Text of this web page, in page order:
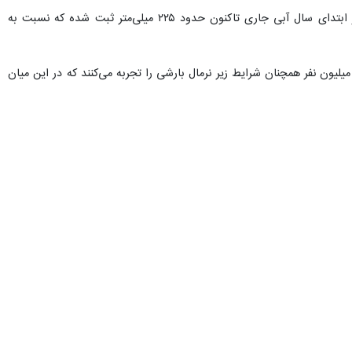
این عضو شورای شهر تهران درباره وضعیت فعلی بارش‌ها و منابع آبی کشورهم اظهار کرد: میزان بارش‌های کشور از ابتدای سال آبی جاری تاکنون حدود ۲۲۵ میلی‌متر ثبت شده که نسبت به
داد: با این وجود توزیع مکانی بارش‌ها در کشور یکنواخت نبوده و حدود ۱۰ استان با جمعیتی نزدیک به ۳۵ میلیون نفر همچنان شرایط زیر نرمال بارشی را تجربه می‌کنند که در این میان